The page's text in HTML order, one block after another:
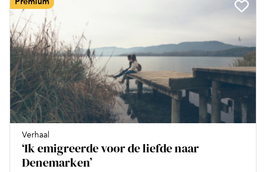
Verhaal
‘Ik emigreerde voor de liefde naar
Denemarken’